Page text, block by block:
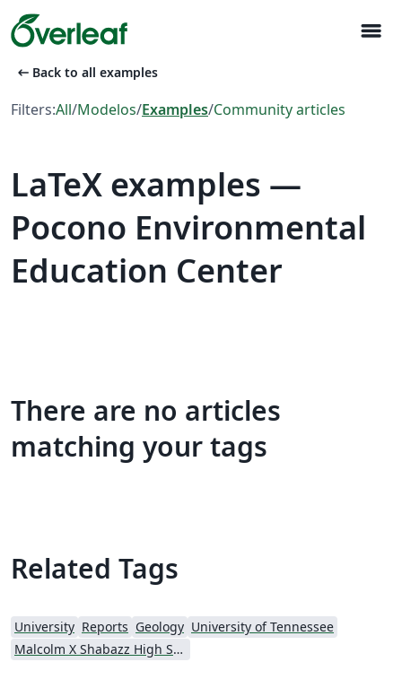
menu
arrow_left_alt Back to all examples
Filters:All/Modelos/Examples/Community articles
LaTeX examples —
Pocono Environmental
Education Center
There are no articles
matching your tags
Related Tags
University Reports Geology University of Tennessee
Malcolm X Shabazz High School